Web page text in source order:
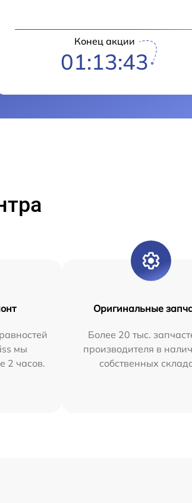
Конец акции
01:13:42
мы
2 часов.
Оригинальные
Более 20 тыс.
производителя в
собственных